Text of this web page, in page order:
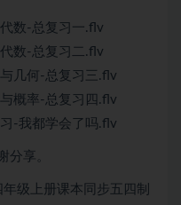
数-总复习一.flv
数-总复习二.flv
几何-总复习三.flv
概率-总复习四.flv
-我都学会了吗.flv
分享。
级上册课本同步五四制